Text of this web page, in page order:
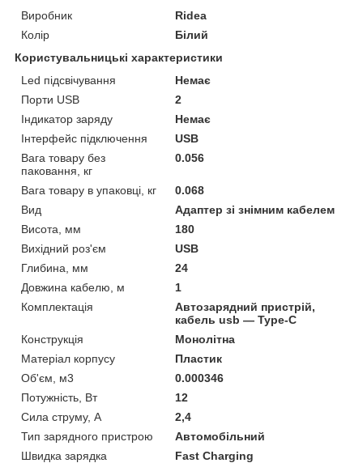
Виробник
Ridea
Колір
Білий
Користувальницькі характеристики
Led підсвічування
Немає
Порти USB
2
Індикатор заряду
Немає
Інтерфейс підключення
USB
Вага товару без
паковання, кг
0.056
Вага товару в упаковці, кг
0.068
Вид
Адаптер зі знімним кабелем
Висота, мм
180
Вихідний роз'єм
USB
Глибина, мм
24
Довжина кабелю, м
1
Комплектація
Автозарядний пристрій,
кабель usb — Type-C
Конструкція
Монолітна
Матеріал корпусу
Пластик
Об'єм, м3
0.000346
Потужність, Вт
12
Сила струму, А
2,4
Тип зарядного пристрою
Автомобільний
Швидка зарядка
Fast Charging